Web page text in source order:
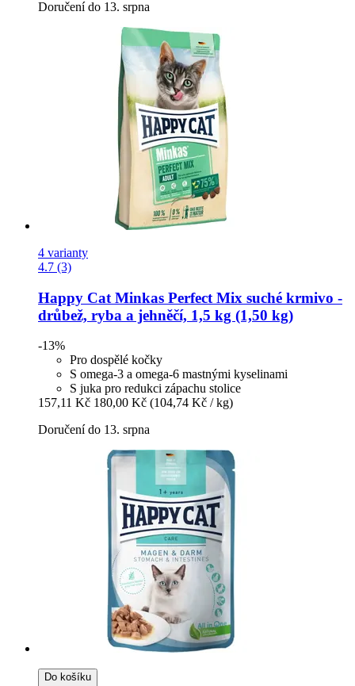
Doručení do 13. srpna
4 varianty
4.7 (3)
Happy Cat Minkas Perfect Mix suché krmivo -​
drůbež, ryba a jehněčí, 1,5 kg (1,50 kg)
-13%
Pro dospělé kočky
S omega-3 a omega-6 mastnými kyselinami
S juka pro redukci zápachu stolice
157,11 Kč 180,00 Kč (104,74 Kč / kg)
Doručení do 13. srpna
Do košíku